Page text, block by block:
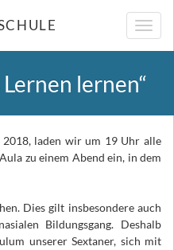
lernen“
laden wir um 19 Uhr alle
zu einem Abend ein, in dem
Dies gilt insbesondere auch
Bildungsgang. Deshalb
unserer Sextaner, sich mit